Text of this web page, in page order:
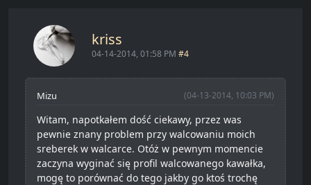
kriss
04-14-2014, 01:58 PM #4
(04-13-2014, 10:03 PM)
Mizu
Witam, napotkałem dość ciekawy, przez was
pewnie znany problem przy walcowaniu moich
sreberek w walcarce. Otóż w pewnym momencie
zaczyna wyginać się profil walcowanego kawałka,
mogę to porównać do tego jakby go ktoś trochę